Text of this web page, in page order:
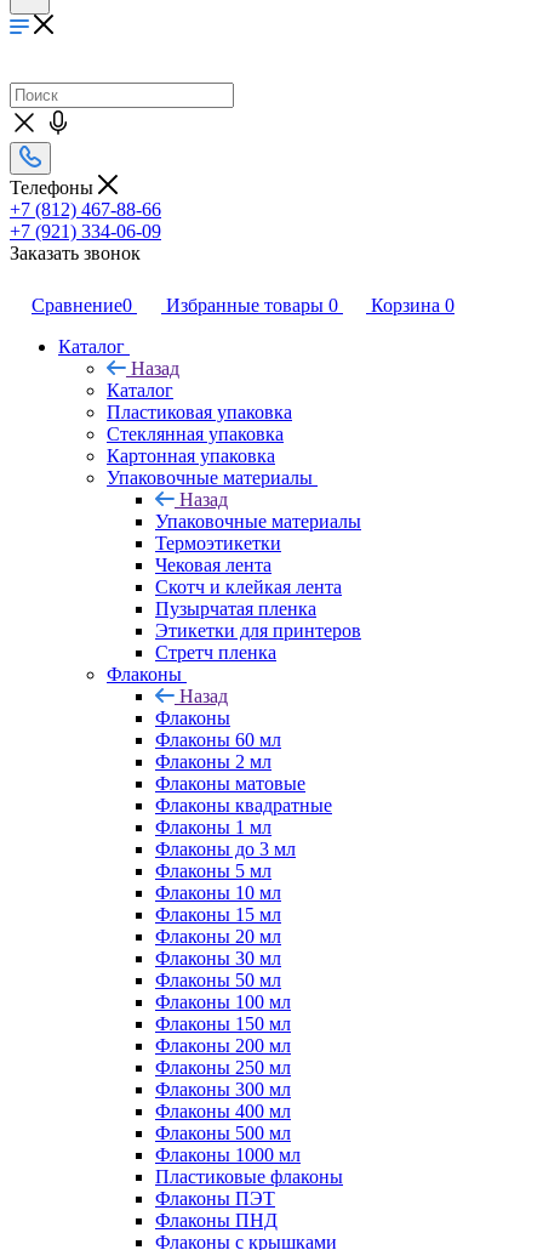
Телефоны
+7 (812) 467-88-66
+7 (921) 334-06-09
Заказать звонок
Сравнение0 Избранные товары 0 Корзина 0
Каталог
Назад
Каталог
Пластиковая упаковка
Стеклянная упаковка
Картонная упаковка
Упаковочные материалы
Назад
Упаковочные материалы
Термоэтикетки
Чековая лента
Скотч и клейкая лента
Пузырчатая пленка
Этикетки для принтеров
Стретч пленка
Флаконы
Назад
Флаконы
Флаконы 60 мл
Флаконы 2 мл
Флаконы матовые
Флаконы квадратные
Флаконы 1 мл
Флаконы до 3 мл
Флаконы 5 мл
Флаконы 10 мл
Флаконы 15 мл
Флаконы 20 мл
Флаконы 30 мл
Флаконы 50 мл
Флаконы 100 мл
Флаконы 150 мл
Флаконы 200 мл
Флаконы 250 мл
Флаконы 300 мл
Флаконы 400 мл
Флаконы 500 мл
Флаконы 1000 мл
Пластиковые флаконы
Флаконы ПЭТ
Флаконы ПНД
Флаконы с крышками